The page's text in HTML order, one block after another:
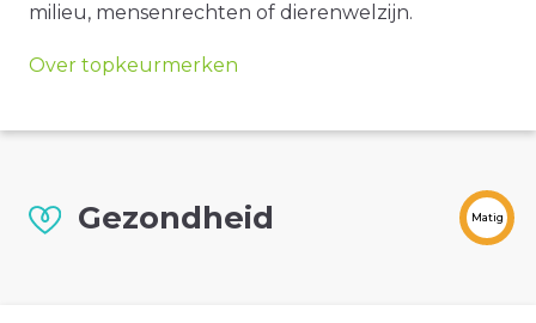
milieu, mensenrechten of dierenwelzijn.
Over topkeurmerken
Gezondheid Matig